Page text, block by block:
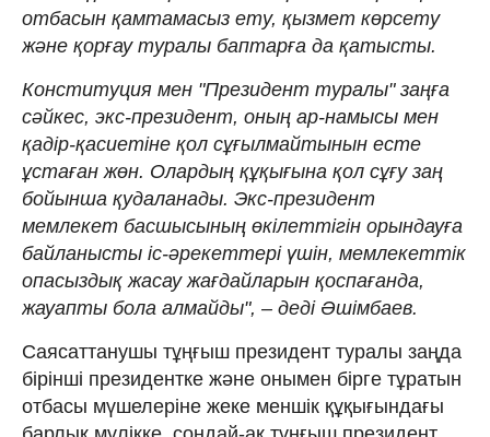
отбасын қамтамасыз ету, қызмет көрсету
және қорғау туралы баптарға да қатысты.
Конституция мен "Президент туралы" заңға
сәйкес, экс-президент, оның ар-намысы мен
қадір-қасиетіне қол сұғылмайтынын есте
ұстаған жөн. Олардың құқығына қол сұғу заң
бойынша қудаланады. Экс-президент
мемлекет басшысының өкілеттігін орындауға
байланысты іс-әрекеттері үшін, мемлекеттік
опасыздық жасау жағдайларын қоспағанда,
жауапты бола алмайды", – деді Әшімбаев.
Саясаттанушы тұңғыш президент туралы заңда
бірінші президентке және онымен бірге тұратын
отбасы мүшелеріне жеке меншік құқығындағы